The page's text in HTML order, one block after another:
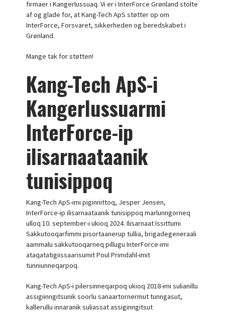
firmaer i Kangerlussuaq. Vi er i InterForce Grønland stolte
af og glade for, at Kang-Tech ApS støtter op om
InterForce, Forsvaret, sikkerheden og beredskabet i
Grønland.
Mange tak for støtten!
Kang-Tech ApS-i
Kangerlussuarmi
InterForce-ip
ilisarnaataanik
tunisippoq
Kang-Tech ApS-imi piginnittoq, Jesper Jensen,
InterForce-ip ilisarnaataanik tunisippoq marlunngorneq
ulloq 10. september-i ukioq 2024. Ilisarnaat Issittumi
Sakkutooqarfimmi pisortaanerup tullia, brigadegeneraali
aammalu sakkutooqarneq pillugu InterForce-imi
ataqatatigiissaarisumit Poul Primdahl-imit
tunniunneqarpoq.
Kang-Tech ApS-i pilersinneqarpoq ukioq 2018-imi sulianillu
assigiinngitsunik soorlu sanaartornermut tunngasut,
kallerullu innaranik suliassat assiginngitsut